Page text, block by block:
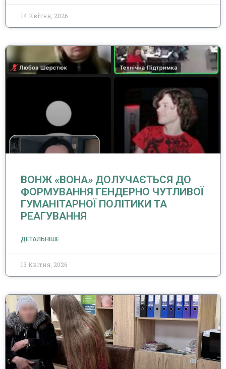
14 Квітня, 2026
ВОНЖ «ВОНА» ДОЛУЧАЄТЬСЯ ДО
ФОРМУВАННЯ ГЕНДЕРНО ЧУТЛИВОЇ
ГУМАНІТАРНОЇ ПОЛІТИКИ ТА
РЕАГУВАННЯ
ДЕТАЛЬНІШЕ
13 Квітня, 2026